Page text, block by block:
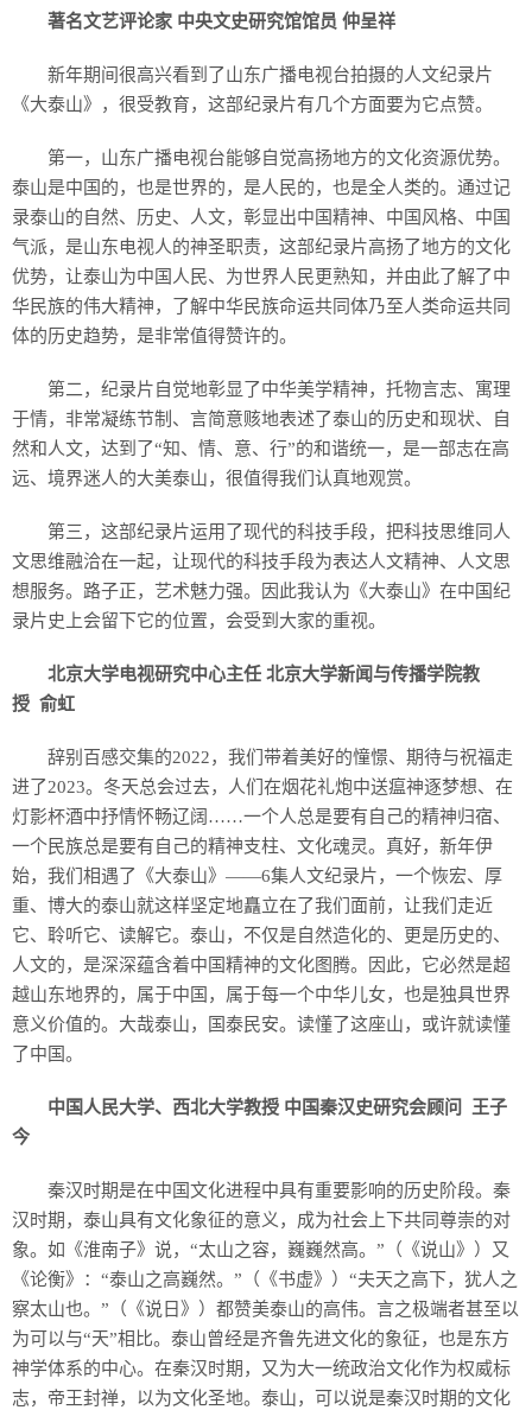
著名文艺评论家 中央文史研究馆馆员 仲呈祥
新年期间很高兴看到了山东广播电视台拍摄的人文纪录片
《大泰山》，很受教育，这部纪录片有几个方面要为它点赞。
第一，山东广播电视台能够自觉高扬地方的文化资源优势。
泰山是中国的，也是世界的，是人民的，也是全人类的。通过记
录泰山的自然、历史、人文，彰显出中国精神、中国风格、中国
气派，是山东电视人的神圣职责，这部纪录片高扬了地方的文化
优势，让泰山为中国人民、为世界人民更熟知，并由此了解了中
华民族的伟大精神，了解中华民族命运共同体乃至人类命运共同
体的历史趋势，是非常值得赞许的。
第二，纪录片自觉地彰显了中华美学精神，托物言志、寓理
于情，非常凝练节制、言简意赅地表述了泰山的历史和现状、自
然和人文，达到了“知、情、意、行”的和谐统一，是一部志在高
远、境界迷人的大美泰山，很值得我们认真地观赏。
第三，这部纪录片运用了现代的科技手段，把科技思维同人
文思维融洽在一起，让现代的科技手段为表达人文精神、人文思
想服务。路子正，艺术魅力强。因此我认为《大泰山》在中国纪
录片史上会留下它的位置，会受到大家的重视。
北京大学电视研究中心主任 北京大学新闻与传播学院教
授 俞虹
辞别百感交集的2022，我们带着美好的憧憬、期待与祝福走
进了2023。冬天总会过去，人们在烟花礼炮中送瘟神逐梦想、在
灯影杯酒中抒情怀畅辽阔……一个人总是要有自己的精神归宿、
一个民族总是要有自己的精神支柱、文化魂灵。真好，新年伊
始，我们相遇了《大泰山》——6集人文纪录片，一个恢宏、厚
重、博大的泰山就这样坚定地矗立在了我们面前，让我们走近
它、聆听它、读解它。泰山，不仅是自然造化的、更是历史的、
人文的，是深深蕴含着中国精神的文化图腾。因此，它必然是超
越山东地界的，属于中国，属于每一个中华儿女，也是独具世界
意义价值的。大哉泰山，国泰民安。读懂了这座山，或许就读懂
了中国。
中国人民大学、西北大学教授 中国秦汉史研究会顾问 王子
今
秦汉时期是在中国文化进程中具有重要影响的历史阶段。秦
汉时期，泰山具有文化象征的意义，成为社会上下共同尊崇的对
象。如《淮南子》说，“太山之容，巍巍然高。”（《说山》）又
《论衡》：“泰山之高巍然。”（《书虚》）“夫天之高下，犹人之
察太山也。”（《说日》）都赞美泰山的高伟。言之极端者甚至以
为可以与“天”相比。泰山曾经是齐鲁先进文化的象征，也是东方
神学体系的中心。在秦汉时期，又为大一统政治文化作为权威标
志，帝王封禅，以为文化圣地。泰山，可以说是秦汉时期的文化